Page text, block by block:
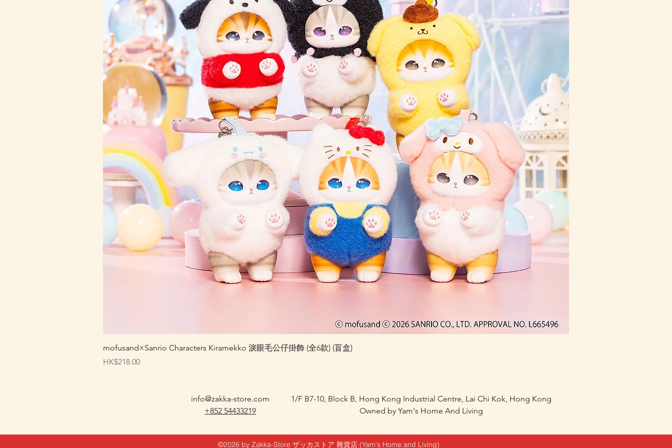
快速瀏覽
mofusand×Sanrio Characters Kiramekko 淚眼毛公仔掛飾 (全6款) (盲盒)
價格
HK$218.00
info@zakka-store.com
+852 54433219
1/F B7-10, Block B, Hong Kong Industrial Centre, Lai Chi Kok, Hong Kong
Owned by Yam's Home And Living
©2026 by Zakka-Store ザッカストア 雜貨店 (Yam's Home and Living)